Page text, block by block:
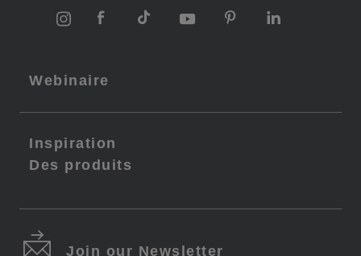
Webinaire
Inspiration
Des produits
Join our Newsletter